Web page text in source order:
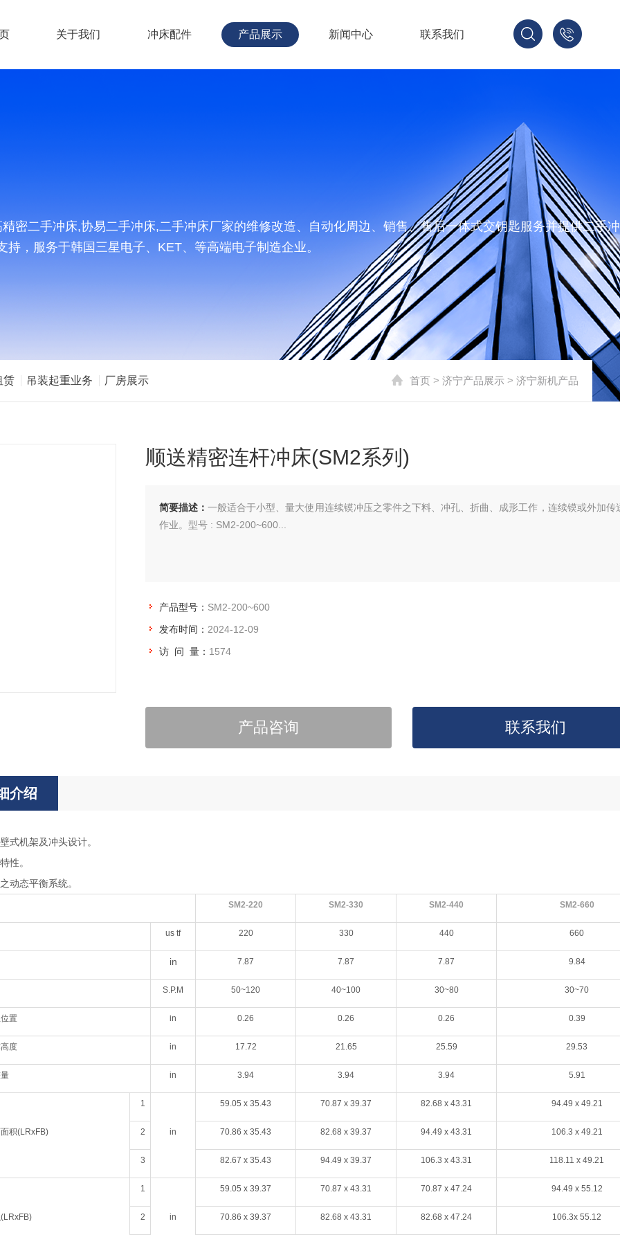
关于我们 冲床配件 产品展示 新闻中心 联系我们
密二手冲床,协易二手冲床,二手冲床厂家的维修改造、自动化周边、销售、售后一体式交钥匙服务并提供二手
，服务于韩国三星电子、KET、等高端电子制造企业。
赁 吊装起重业务 厂房展示 首页 > 济宁产品展示> 济宁新机产品
顺送精密连杆冲床(SM2系列)
简要描述： 一般适合于小型、量大使用连续镆冲压之零件之下料、冲孔、折曲、成形工作，连续镆或外加传
作业。型号 : SM2-200~600...
产品型号： SM2-200~600
发布时间： 2024-12-09
访 问 量： 1574
产品咨询 联系我们
介绍
式机架及冲头设计。
性。
动态平衡系统。
SM2-220 SM2-330 SM2-440 SM2-660
us tf 220 330 440 660
in 7.87 7.87 7.87 9.84
S.P.M 50~120 40~100 30~80 30~70
置 in 0.26 0.26 0.26 0.39
度 in 17.72 21.65 25.59 29.53
in 3.94 3.94 3.94 5.91
积(LRxFB)
1
in
59.05 x 35.43 70.87 x 39.37 82.68 x 43.31 94.49 x 49.21
2 70.86 x 35.43 82.68 x 39.37 94.49 x 43.31 106.3 x 49.21
3 82.67 x 35.43 94.49 x 39.37 106.3 x 43.31 118.11 x 49.21
1
in
59.05 x 39.37 70.87 x 43.31 70.87 x 47.24 94.49 x 55.12
2 70.86 x 39.37 82.68 x 43.31 82.68 x 47.24 106.3x 55.12